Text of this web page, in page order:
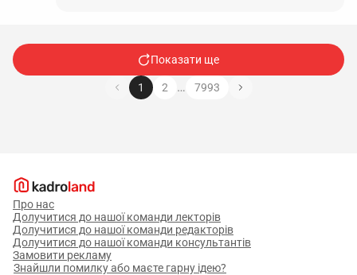
Показати ще
1 2 … 7993
Про нас
Долучитися до нашої команди лекторів
Долучитися до нашої команди редакторів
Долучитися до нашої команди консультантів
Замовити рекламу
Знайшли помилку або маєте гарну ідею?